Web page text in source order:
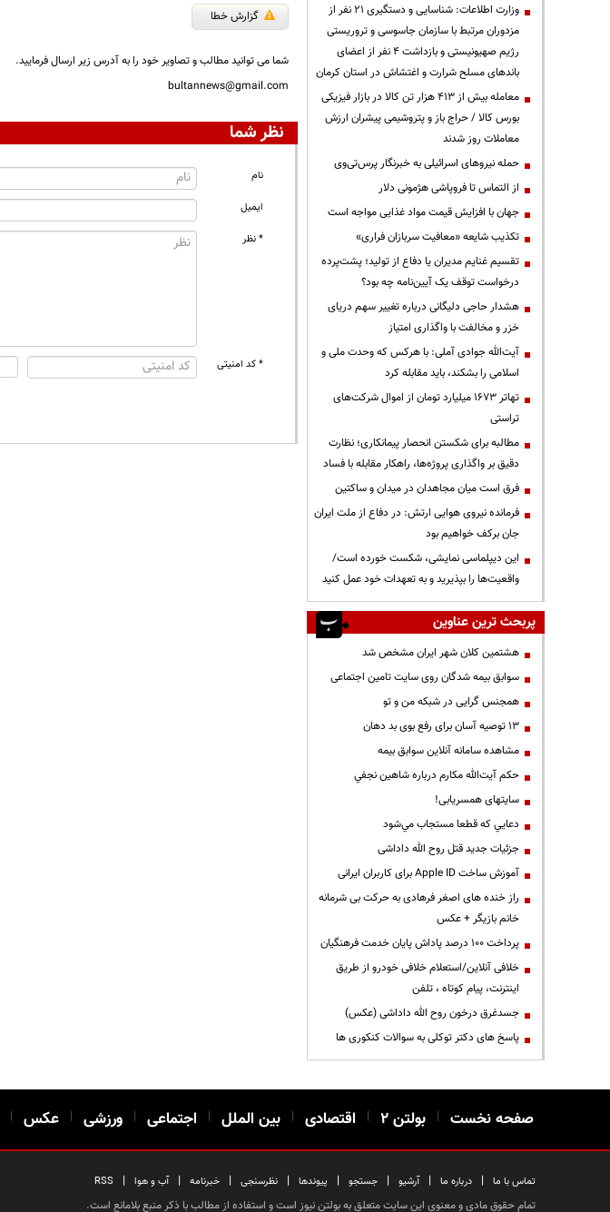
گزارش خطا
شما می توانید مطالب و تصاویر خود را به آدرس زیر ارسال فرمایید.
bultannews@gmail.com
نظر شما
نام
ایمیل
* نظر
* کد امنیتی
وزارت اطلاعات: شناسایی و دستگیری ۲۱ نفر از
مزدوران مرتبط با سازمان جاسوسی و تروریستی
رژیم صهیونیستی و بازداشت ۴ نفر از اعضای
باندهای مسلح شرارت و اغتشاش در استان کرمان
معامله بیش از ۴۱۳ هزار تن کالا در بازار فیزیکی
بورس کالا / حراج باز و پتروشیمی پیشران ارزش
معاملات روز شدند
حمله نیروهای اسرائیلی به خبرنگار پرس‌تی‌وی
از التماس تا فروپاشی هژمونی دلار
جهان با افزایش قیمت مواد غذایی مواجه است
تکذیب شایعه «معافیت سربازان فراری»
تقسیم غنایم مدیران یا دفاع از تولید؛ پشت‌پرده
درخواست توقف یک آیین‌نامه چه بود؟
هشدار حاجی دلیگانی درباره تغییر سهم دریای
خزر و مخالفت با واگذاری امتیاز
آیت‌الله جوادی آملی: با هرکس که وحدت ملی و
اسلامی را بشکند، باید مقابله کرد
تهاتر ۱۶۷۳ میلیارد تومان از اموال شرکت‌های
تراستی
مطالبه برای شکستن انحصار پیمانکاری؛ نظارت
دقیق بر واگذاری پروژه‌ها، راهکار مقابله با فساد
فرق است میان مجاهدان در میدان و ساکتین
فرمانده نیروی هوایی ارتش: در دفاع از ملت ایران
جان برکف خواهیم بود
این دیپلماسی نمایشی، شکست خورده است/
واقعیت‌ها را بپذیرید و به تعهدات خود عمل کنید
پربحث ترین عناوین
هشتمین کلان شهر ایران مشخص شد
سوابق بیمه شدگان روی سایت تامین اجتماعی
همجنس گرایی در شبکه من و تو
13 توصیه آسان برای رفع بوی بد دهان
مشاهده سامانه آنلاين سوابق بیمه
حكم آيت‌الله مكارم درباره شاهين نجفي
سایتهای همسریابی!
دعايي كه قطعا مستجاب مي‌شود
جزئیات جدید قتل روح الله داداشی
آموزش ساخت Apple ID برای کاربران ایرانی
راز خنده های اصغر فرهادی به حرکت بی شرمانه
خانم بازیگر + عکس
پرداخت ۱۰۰ درصد پاداش پایان خدمت فرهنگیان
خلافی آنلاین/استعلام خلافی خودرو از طریق
اینترنت، پیام کوتاه ، تلفن
جسدغرق درخون روح الله داداشی (عکس)
پاسخ های دکتر توکلی به سوالات کنکوری ها
صفحه نخست | بولتن ۲ | اقتصادی | بین الملل | اجتماعی | ورزشی | عکس |
تماس با ما | درباره ما | آرشیو | جستجو | پیوندها | نظرسنجی | خبرنامه | آب و هوا |
RSS
تمام حقوق مادی و معنوی این سایت متعلق به بولتن نیوز است و استفاده از مطالب با ذکر منبع بلامانع است.